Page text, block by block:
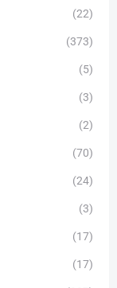
(22)
(373)
(5)
(3)
(2)
(70)
(24)
(3)
(17)
(17)